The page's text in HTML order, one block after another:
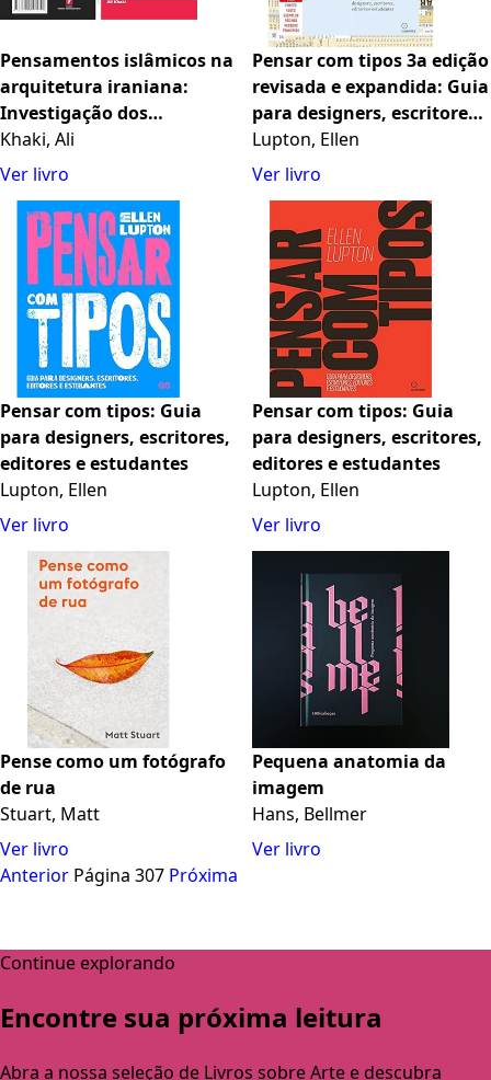
Pensamentos islâmicos na
arquitetura iraniana:
Investigação dos
Pensamentos e Ideias
Religiosos e Islâmicos na
Iraniana
Khaki, Ali
Ver livro
Pensar com tipos 3a edição
revisada e expandida: Guia
para designers, escritores,
editores e estudantes
Lupton, Ellen
Ver livro
Pensar com tipos: Guia
para designers, escritores,
editores e estudantes
Lupton, Ellen
Ver livro
Pensar com tipos: Guia
para designers, escritores,
editores e estudantes
Lupton, Ellen
Ver livro
Pense como um fotógrafo
de rua
Stuart, Matt
Ver livro
Pequena anatomia da
imagem
Hans, Bellmer
Ver livro
Anterior Página 307 Próxima
Continue explorando
Encontre sua próxima leitura
Abra a nossa seleção de Livros sobre Arte e descubra